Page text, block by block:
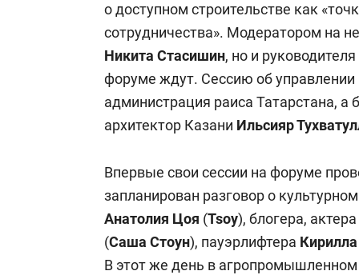
о доступном строительстве как
сотрудничества». Модератором на
Никита Стасишин, но и
форуме ждут. Сессию об
администрация раиса Татарстана, а
архитектор Казани Ильсияр
Впервые свои сессии на форуме
запланирован разговор о
Анатолия Цоя (Tsoy), блогера,
(Саша Стоун), пауэрлифтера
В этот же день в агропромышленном